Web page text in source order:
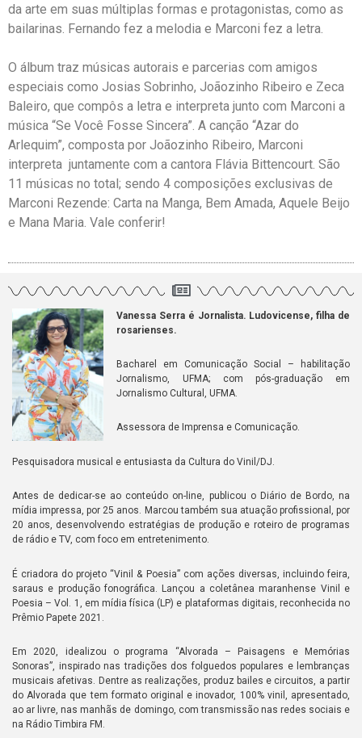
da arte em suas múltiplas formas e protagonistas, como as
bailarinas. Fernando fez a melodia e Marconi fez a letra.
O álbum traz músicas autorais e parcerias com amigos
especiais como Josias Sobrinho, Joãozinho Ribeiro e Zeca
Baleiro, que compôs a letra e interpreta junto com Marconi a
música “Se Você Fosse Sincera”. A canção “Azar do
Arlequim”, composta por Joãozinho Ribeiro, Marconi
interpreta juntamente com a cantora Flávia Bittencourt. São
11 músicas no total; sendo 4 composições exclusivas de
Marconi Rezende: Carta na Manga, Bem Amada, Aquele Beijo
e Mana Maria. Vale conferir!
Vanessa Serra é Jornalista. Ludovicense, filha de
rosarienses.
Bacharel em Comunicação Social – habilitação
Jornalismo, UFMA; com pós-graduação em
Jornalismo Cultural, UFMA.
Assessora de Imprensa e Comunicação.
Pesquisadora musical e entusiasta da Cultura do Vinil/DJ.
Antes de dedicar-se ao conteúdo on-line, publicou o Diário de Bordo, na
mídia impressa, por 25 anos. Marcou também sua atuação profissional, por
20 anos, desenvolvendo estratégias de produção e roteiro de programas
de rádio e TV, com foco em entretenimento.
É criadora do projeto “Vinil & Poesia” com ações diversas, incluindo feira,
saraus e produção fonográfica. Lançou a coletânea maranhense Vinil e
Poesia – Vol. 1, em mídia física (LP) e plataformas digitais, reconhecida no
Prêmio Papete 2021.
Em 2020, idealizou o programa “Alvorada – Paisagens e Memórias
Sonoras”, inspirado nas tradições dos folguedos populares e lembranças
musicais afetivas. Dentre as realizações, produz bailes e circuitos, a partir
do Alvorada que tem formato original e inovador, 100% vinil, apresentado,
ao ar livre, nas manhãs de domingo, com transmissão nas redes sociais e
na Rádio Timbira FM.